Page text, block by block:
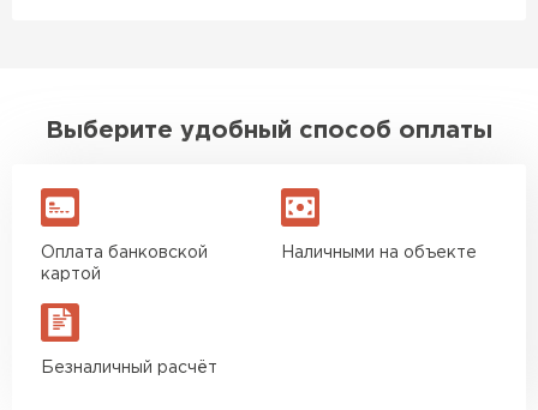
Выберите удобный способ оплаты
Оплата банковской
картой
Наличными на объекте
Безналичный расчёт
Утеплитель Isoroc
Утеплитель Isover